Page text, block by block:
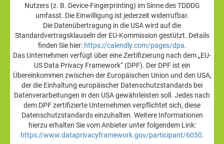
Nutzers (z. B. Device-Fingerprinting) im Sinne des TDDDG
umfasst. Die Einwilligung ist jederzeit widerrufbar.
Die Datenübertragung in die USA wird auf die
Standardvertragsklauseln der EU-Kommission gestützt. Details
finden Sie hier: https://calendly.com/pages/dpa.
Das Unternehmen verfügt über eine Zertifizierung nach dem „EU-
US Data Privacy Framework“ (DPF). Der DPF ist ein
Übereinkommen zwischen der Europäischen Union und den USA,
der die Einhaltung europäischer Datenschutzstandards bei
Datenverarbeitungen in den USA gewährleisten soll. Jedes nach
dem DPF zertifizierte Unternehmen verpflichtet sich, diese
Datenschutzstandards einzuhalten. Weitere Informationen
hierzu erhalten Sie vom Anbieter unter folgendem Link:
https://www.dataprivacyframework.gov/participant/6050.